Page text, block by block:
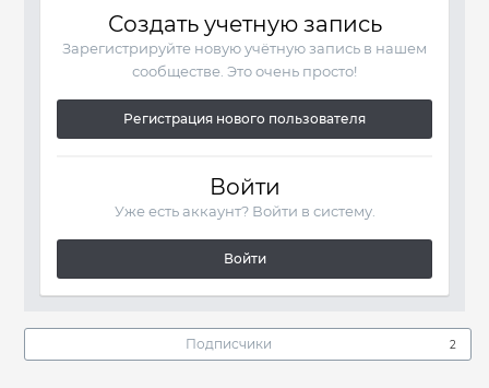
Создать учетную запись
Зарегистрируйте новую учётную запись в нашем
сообществе. Это очень просто!
Регистрация нового пользователя
Войти
Уже есть аккаунт? Войти в систему.
Войти
Подписчики 2